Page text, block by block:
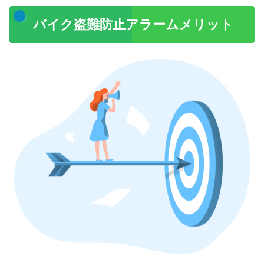
バイク盗難防止アラームメリット